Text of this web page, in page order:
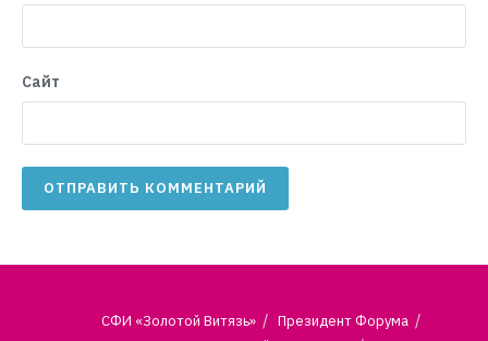
Сайт
СФИ «Золотой Витязь»
Президент Форума